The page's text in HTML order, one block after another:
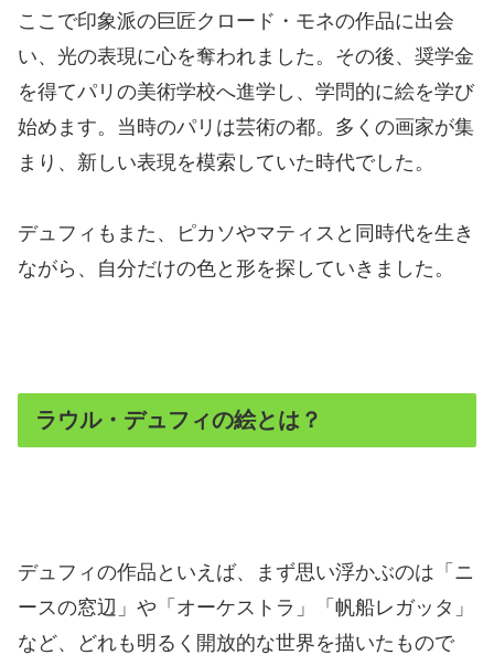
ここで印象派の巨匠クロード・モネの作品に出会
い、光の表現に心を奪われました。その後、奨学金
を得てパリの美術学校へ進学し、学問的に絵を学び
始めます。当時のパリは芸術の都。多くの画家が集
まり、新しい表現を模索していた時代でした。
デュフィもまた、ピカソやマティスと同時代を生き
ながら、自分だけの色と形を探していきました。
ラウル・デュフィの絵とは？
デュフィの作品といえば、まず思い浮かぶのは「ニ
ースの窓辺」や「オーケストラ」「帆船レガッタ」
など、どれも明るく開放的な世界を描いたもので